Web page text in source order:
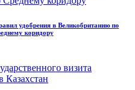
удобрения в Великобританию по
коридору